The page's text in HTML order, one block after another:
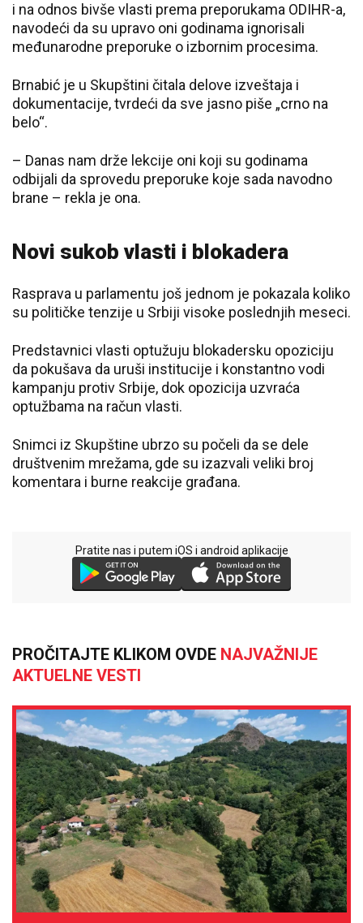
i na odnos bivše vlasti prema preporukama ODIHR-a,
navodeći da su upravo oni godinama ignorisali
međunarodne preporuke o izbornim procesima.
Brnabić je u Skupštini čitala delove izveštaja i
dokumentacije, tvrdeći da sve jasno piše „crno na
belo“.
– Danas nam drže lekcije oni koji su godinama
odbijali da sprovedu preporuke koje sada navodno
brane – rekla je ona.
Novi sukob vlasti i blokadera
Rasprava u parlamentu još jednom je pokazala koliko
su političke tenzije u Srbiji visoke poslednjih meseci.
Predstavnici vlasti optužuju blokadersku opoziciju
da pokušava da uruši institucije i konstantno vodi
kampanju protiv Srbije, dok opozicija uzvraća
optužbama na račun vlasti.
Snimci iz Skupštine ubrzo su počeli da se dele
društvenim mrežama, gde su izazvali veliki broj
komentara i burne reakcije građana.
Pratite nas i putem iOS i android aplikacije
PROČITAJTE KLIKOM OVDE NAJVAŽNIJE
AKTUELNE VESTI